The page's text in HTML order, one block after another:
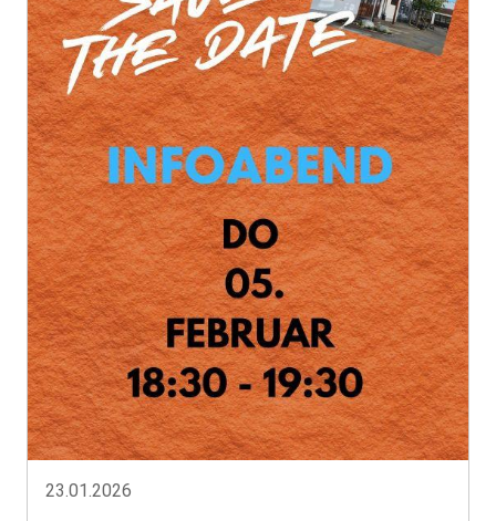
23.01.2026